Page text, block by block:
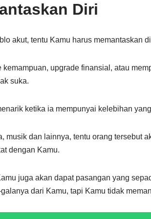
Diri
akut, tentu Kamu harus memantaskan
kemampuan, upgrade finansial, atau
suka.
ketika ia mempunyai kelebihan
musik dan lainnya, tentu orang tersebut
dengan Kamu.
juga akan dapat pasangan yang
dari Kamu, tapi Kamu tidak